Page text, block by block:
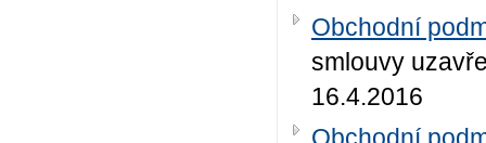
Obchodní
smlouvy
16.4.2016